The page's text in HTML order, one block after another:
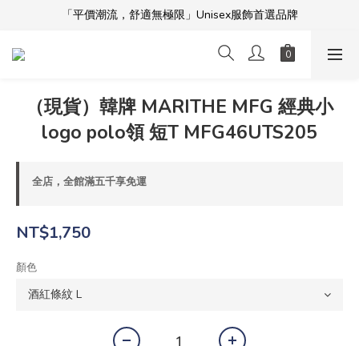
「平價潮流，舒適無極限」Unisex服飾首選品牌
「平價潮流，舒適無極限」Unisex服飾首選品牌
本週限時開團🔥
「平價潮流，舒適無極限」Unisex服飾首選品牌
（現貨）韓牌 MARITHE MFG 經典小
logo polo領 短T MFG46UTS205
全店，全館滿五千享免運
NT$1,750
顏色